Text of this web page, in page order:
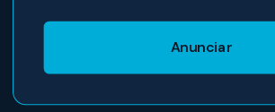
Anunciar